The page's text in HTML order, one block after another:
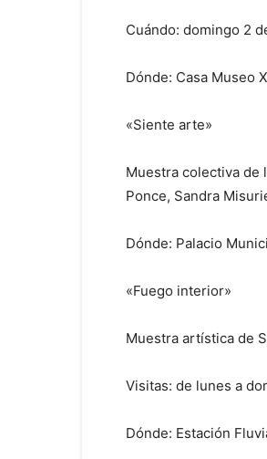
Cuándo: domingo 2
Dónde: Casa Museo
«Siente arte»
Muestra colectiva de
Ponce, Sandra
Dónde: Palacio
«Fuego interior»
Muestra artística de
Visitas: de lunes a
Dónde: Estación